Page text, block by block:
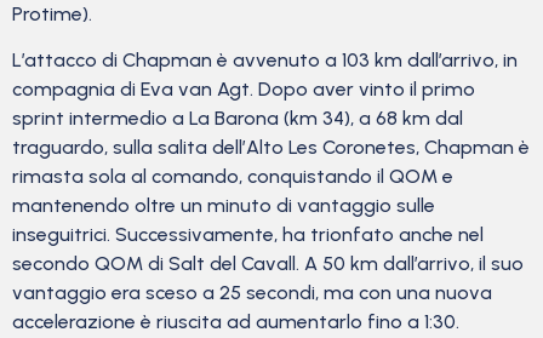
Protime).
L’attacco di Chapman è avvenuto a 103 km dall’arrivo, in
compagnia di Eva van Agt. Dopo aver vinto il primo
sprint intermedio a La Barona (km 34), a 68 km dal
traguardo, sulla salita dell’Alto Les Coronetes, Chapman è
rimasta sola al comando, conquistando il QOM e
mantenendo oltre un minuto di vantaggio sulle
inseguitrici. Successivamente, ha trionfato anche nel
secondo QOM di Salt del Cavall. A 50 km dall’arrivo, il suo
vantaggio era sceso a 25 secondi, ma con una nuova
accelerazione è riuscita ad aumentarlo fino a 1:30.